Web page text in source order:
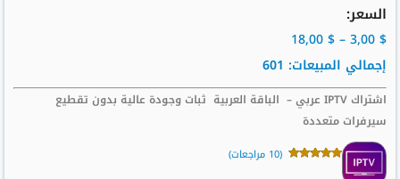
اشتراك IPTV عربي – الباقة العربية ثبات وجودة عالية بدون تقطيع
سيرفرات متعددة
(
10 مراجعات)
السعر:
3,00$
–
18,00$
إجمالي المبيعات: 601